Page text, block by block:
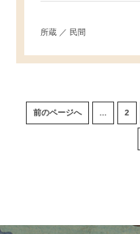
所蔵 ／ 民間
前のページへ 2